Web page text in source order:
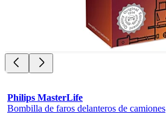
Philips MasterLife
Bombilla de faros delanteros de camiones